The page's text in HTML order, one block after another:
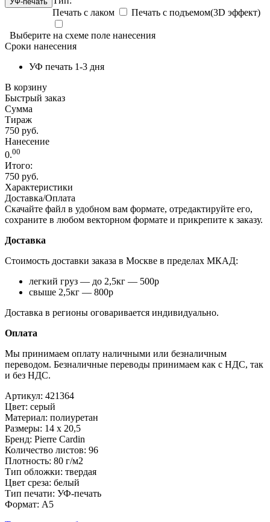
Печать с лаком
Печать с подъемом(3D эффект)
Выберите на схеме поле нанесения
Сроки нанесения
УФ печать 1-3 дня
В корзину
Быстрый заказ
Сумма
Тираж
750 руб.
Нанесение
0.00
Итого:
750 руб.
Характеристики
Доставка/Оплата
Скачайте файл в удобном вам формате, отредактируйте его,
сохраните в любом векторном формате и прикрепите к заказу.
Доставка
Стоимость доставки заказа в Москве в пределах МКАД:
легкий груз — до 2,5кг — 500р
свыше 2,5кг — 800р
Доставка в регионы оговаривается индивидуально.
Оплата
Мы принимаем оплату наличными или безналичным
переводом. Безналичные переводы принимаем как с НДС, так
и без НДС.
Артикул: 421364
Цвет: серый
Материал: полиуретан
Размеры: 14 х 20,5
Бренд: Pierre Cardin
Количество листов: 96
Плотность: 80 г/м2
Тип обложки: твердая
Цвет среза: белый
Тип печати: УФ-печать
Формат: A5